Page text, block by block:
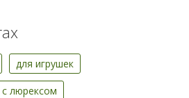
для игрушек
с люрексом